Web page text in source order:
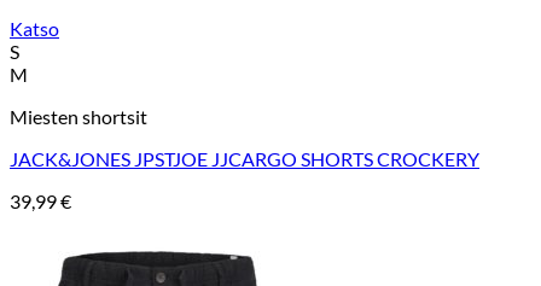
Katso
S
M
Miesten shortsit
JACK&JONES JPSTJOE JJCARGO SHORTS CROCKERY
39,99€